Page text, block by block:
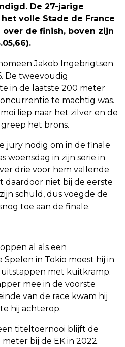
De 27-jarige
volle Stade de France
over de finish, boven zijn
Jakob Ingebrigtsen
De tweevoudig
in de laatste 200 meter
te machtig was.
liep naar het zilver en de
het brons.
jury nodig om in de finale
woensdag in zijn serie in
drie voor hem vallende
niet bij de eerste
schuld, dus voegde de
toe aan de finale.
al als een
in Tokio moest hij in
uitstappen met kuitkramp.
mee in de voorste
van de race kwam hij
hij achterop.
titeltoernooi blijft de
bij de EK in 2022.